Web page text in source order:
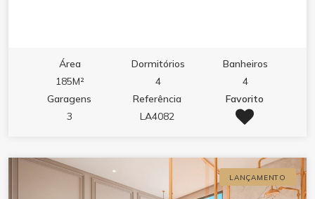
Área
185M²
Dormitórios
4
Banheiros
4
Garagens
3
Referência
LA4082
Favorito
LANÇAMENTO